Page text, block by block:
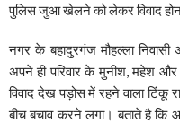
पुलिस जुआ खेलने को लेकर विवाद होना
नगर के बहादुरगंज मौहल्ला
अपने ही परिवार के मुनीश, महेश और
विवाद देख पड़ोस में रहने वाला टिंकू
बीच बचाव करने लगा। बताते है